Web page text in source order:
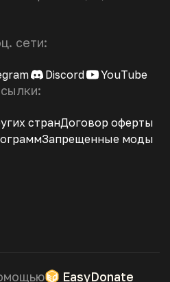
сети:
Discord YouTube
странДоговор оферты
Запрещенные моды
EasyDonate